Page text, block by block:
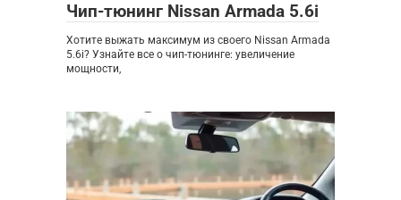
Чип-тюнинг Nissan Armada 5.6i
Хотите выжать максимум из своего Nissan Armada
5.6i? Узнайте все о чип-тюнинге: увеличение
мощности,